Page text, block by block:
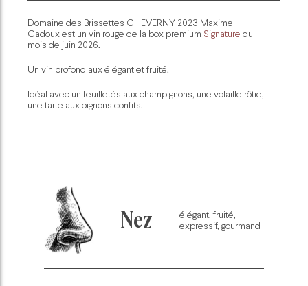
Domaine des Brissettes CHEVERNY 2023 Maxime
Cadoux est un vin rouge de la box premium Signature du
mois de juin 2026.
Un vin profond aux élégant et fruité.
Idéal avec un feuilletés aux champignons, une volaille rôtie,
une tarte aux oignons confits.
Nez
élégant, fruité,
expressif, gourmand